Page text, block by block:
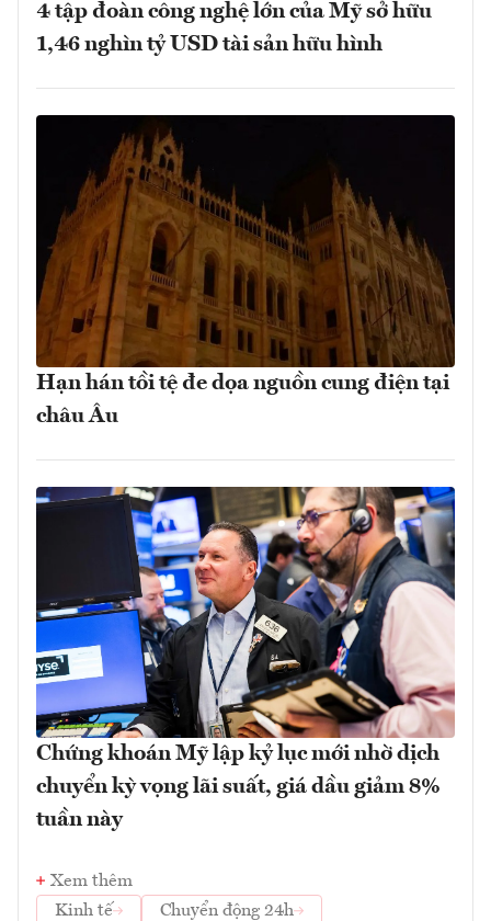
4 tập đoàn công nghệ lớn của Mỹ sở hữu
1,46 nghìn tỷ USD tài sản hữu hình
Hạn hán tồi tệ đe dọa nguồn cung điện tại
châu Âu
Chứng khoán Mỹ lập kỷ lục mới nhờ dịch
chuyển kỳ vọng lãi suất, giá dầu giảm 8%
tuần này
Xem thêm
Kinh tế
Chuyển động 24h